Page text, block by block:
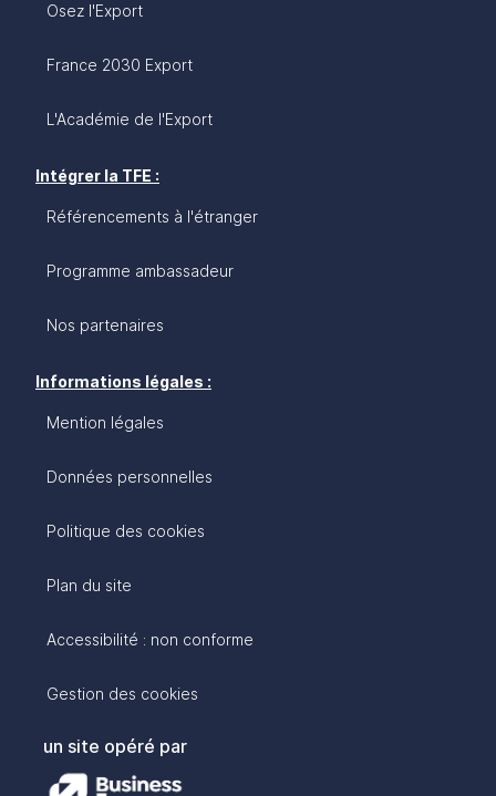
Osez l'Export
France 2030 Export
L'Académie de l'Export
Intégrer la TFE :
Référencements à l'étranger
Programme ambassadeur
Nos partenaires
Informations légales :
Mention légales
Données personnelles
Politique des cookies
Plan du site
Accessibilité : non conforme
Gestion des cookies
un site opéré par